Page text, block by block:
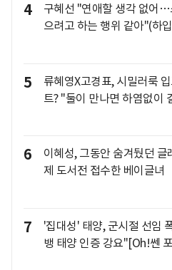
4
구혜선 "연애할 생각 없어…
으려고 하는 행위 같아"(하
5
류혜영X고경표, 시밀러룩
트? "둘이 만나면 하염없이
6
이혜성, 그동안 숨겨뒀던
제 도서전 접수한 베이글녀
7
'집대성' 태양, 군시절 선임
뱅 태양 인증 강요"[Oh!쎈